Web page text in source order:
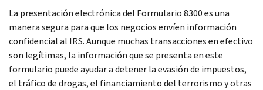
La presentación electrónica del Formulario 8300 es una
manera segura para que los negocios envíen información
confidencial al IRS. Aunque muchas transacciones en efectivo
son legítimas, la información que se presenta en este
formulario puede ayudar a detener la evasión de impuestos,
el tráfico de drogas, el financiamiento del terrorismo y otras